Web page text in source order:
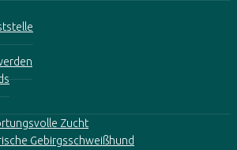
Zucht
Gebirgsschweißhund